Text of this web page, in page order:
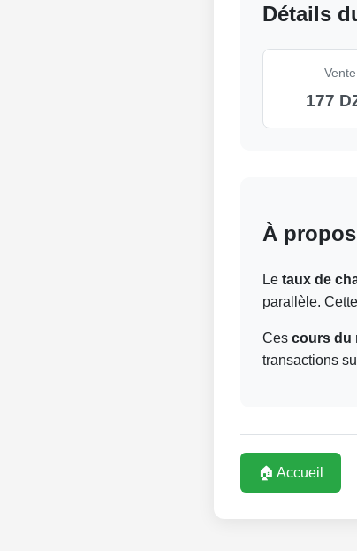
Détails
Vente
177
À
Le taux de
parallèle.
Ces cours du
transactions
🏠 Accueil